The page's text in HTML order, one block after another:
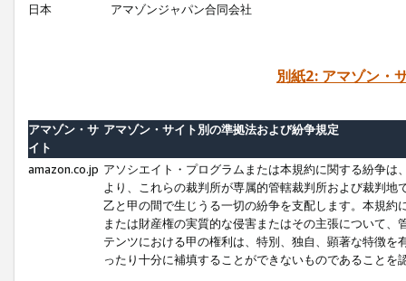
日本
アマゾンジャパン合同会社
別紙2: アマゾン・
アマゾン・サ
イト
アマゾン・サイト別の準拠法および紛争規定
amazon.co.jp アソシエイト・プログラムまたは本規約に関する紛争
より、これらの裁判所が専属的管轄裁判所および裁判
乙と甲の間で生じうる一切の紛争を支配します。本規
または財産権の実質的な侵害またはその主張について
テンツにおける甲の権利は、特別、独自、顕著な特徴
ったり十分に補填することができないものであることを